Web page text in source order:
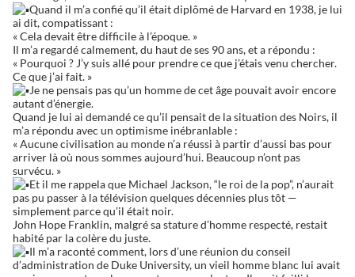
Quand il m’a confié qu’il était diplômé de Harvard en 1938, je lui
ai dit, compatissant :
« Cela devait être difficile à l’époque. »
Il m’a regardé calmement, du haut de ses 90 ans, et a répondu :
« Pourquoi ? J’y suis allé pour prendre ce que j’étais venu chercher.
Ce que j’ai fait. »
Je ne pensais pas qu’un homme de cet âge pouvait avoir encore
autant d’énergie.
Quand je lui ai demandé ce qu’il pensait de la situation des Noirs, il
m’a répondu avec un optimisme inébranlable :
« Aucune civilisation au monde n’a réussi à partir d’aussi bas pour
arriver là où nous sommes aujourd’hui. Beaucoup n’ont pas
survécu. »
Et il me rappela que Michael Jackson, “le roi de la pop”, n’aurait
pas pu passer à la télévision quelques décennies plus tôt —
simplement parce qu’il était noir.
John Hope Franklin, malgré sa stature d’homme respecté, restait
habité par la colère du juste.
Il m’a raconté comment, lors d’une réunion du conseil
d’administration de Duke University, un vieil homme blanc lui avait